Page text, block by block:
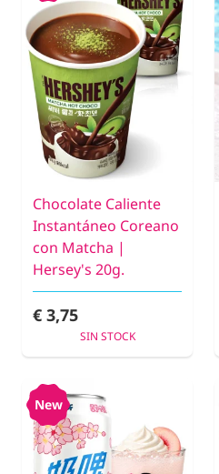
Chocolate Caliente
Instantáneo Coreano
con Matcha |
Hersey's 20g.
€ 3,75
SIN STOCK
New